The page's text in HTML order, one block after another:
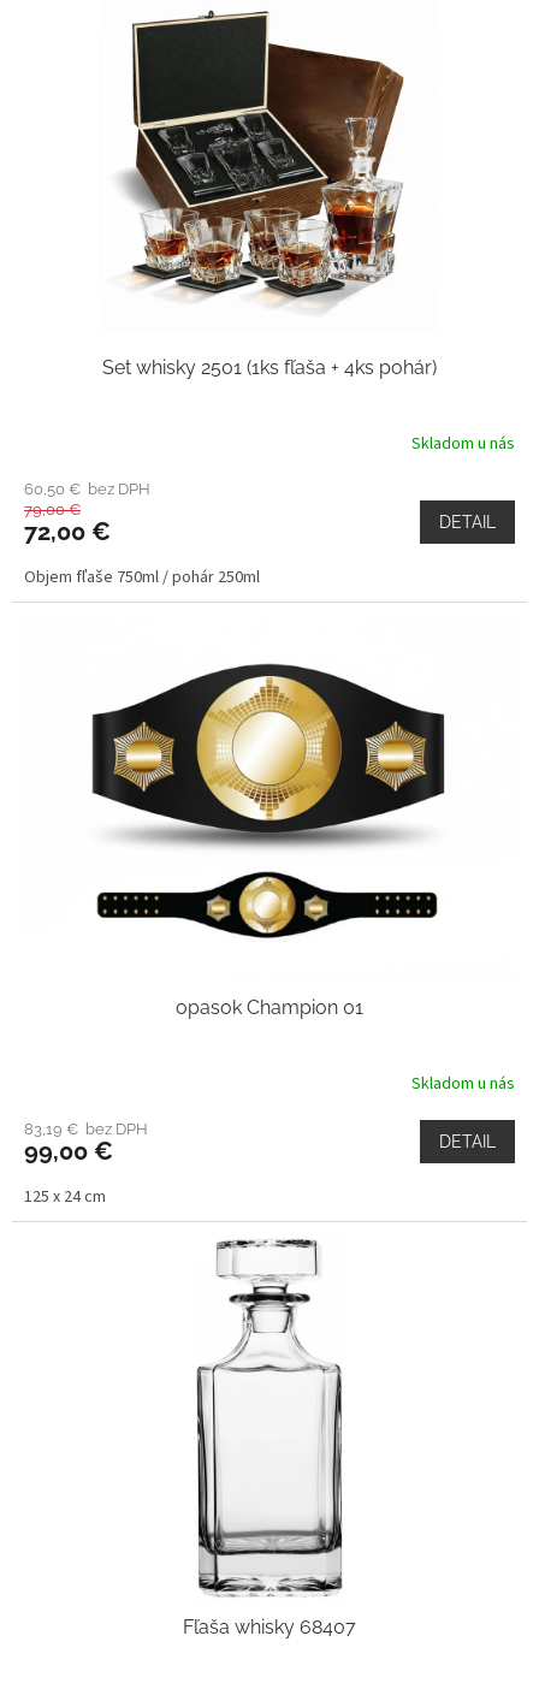
Set whisky 2501 (1ks fľaša + 4ks pohár)
Skladom u nás
60,50 € bez DPH
79,00 €
72,00 € DETAIL
Objem fľaše 750ml / pohár 250ml
opasok Champion 01
Skladom u nás
83,19 € bez DPH
99,00 € DETAIL
125 x 24 cm
Fľaša whisky 68407